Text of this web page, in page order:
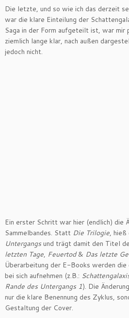
Die letzte, und so wie ich das derzeit
war die klare Einteilung der
Saga in der Form aufgeteilt ist, war mir
ziemlich lange klar, nach außen
jedoch nicht.
Ein erster Schritt war hier (endlich) die
Sammelbandes. Statt Die Trilogie, hieß
Untergangsund trägt damit den Titel
letzten Tage, Feuertod& Das letzte
Überarbeitung der E-Books werden
bei sich aufnehmen (z.B.:
Rande des Untergangs 1). Die
nur die klare Benennung des Zyklus,
Gestaltung der Cover.